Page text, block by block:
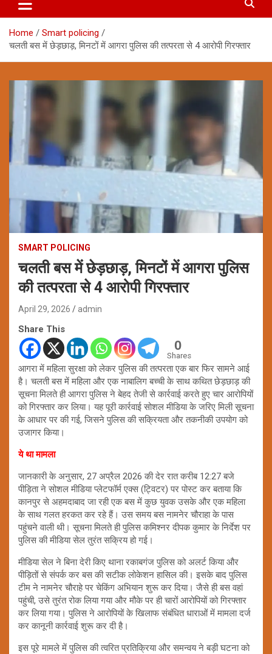
Home
Smart policing
चलती बस में छेड़छाड़, मिनटों में आगरा पुलिस की तत्परता से 4 आरोपी गिरफ्तार
SMART POLICING
चलती बस में छेड़छाड़, मिनटों में आगरा पुलिस
की तत्परता से 4 आरोपी गिरफ्तार
April 29, 2026 admin
Share This
0
Shares
आगरा में महिला सुरक्षा को लेकर पुलिस की तत्परता एक बार फिर सामने आई
है। चलती बस में महिला और एक नाबालिग बच्ची के साथ कथित छेड़छाड़ की
सूचना मिलते ही आगरा पुलिस ने बेहद तेजी से कार्रवाई करते हुए चार आरोपियों
को गिरफ्तार कर लिया। यह पूरी कार्रवाई सोशल मीडिया के जरिए मिली सूचना
के आधार पर की गई, जिसने पुलिस की सक्रियता और तकनीकी उपयोग को
उजागर किया।
ये था मामला
जानकारी के अनुसार, 27 अप्रैल 2026 की देर रात करीब 12:27 बजे
पीड़िता ने सोशल मीडिया प्लेटफॉर्म एक्स (ट्विटर) पर पोस्ट कर बताया कि
कानपुर से अहमदाबाद जा रही एक बस में कुछ युवक उसके और एक महिला
के साथ गलत हरकत कर रहे हैं। उस समय बस नामनेर चौराहा के पास
पहुंचने वाली थी। सूचना मिलते ही पुलिस कमिश्नर दीपक कुमार के निर्देश पर
पुलिस की मीडिया सेल तुरंत सक्रिय हो गई।
मीडिया सेल ने बिना देरी किए थाना रकाबगंज पुलिस को अलर्ट किया और
पीड़ितों से संपर्क कर बस की सटीक लोकेशन हासिल की। इसके बाद पुलिस
टीम ने नामनेर चौराहे पर चेकिंग अभियान शुरू कर दिया। जैसे ही बस वहां
पहुंची, उसे तुरंत रोक लिया गया और मौके पर ही चारों आरोपियों को गिरफ्तार
कर लिया गया। पुलिस ने आरोपियों के खिलाफ संबंधित धाराओं में मामला दर्ज
कर कानूनी कार्रवाई शुरू कर दी है।
इस पूरे मामले में पुलिस की त्वरित प्रतिक्रिया और समन्वय ने बड़ी घटना को